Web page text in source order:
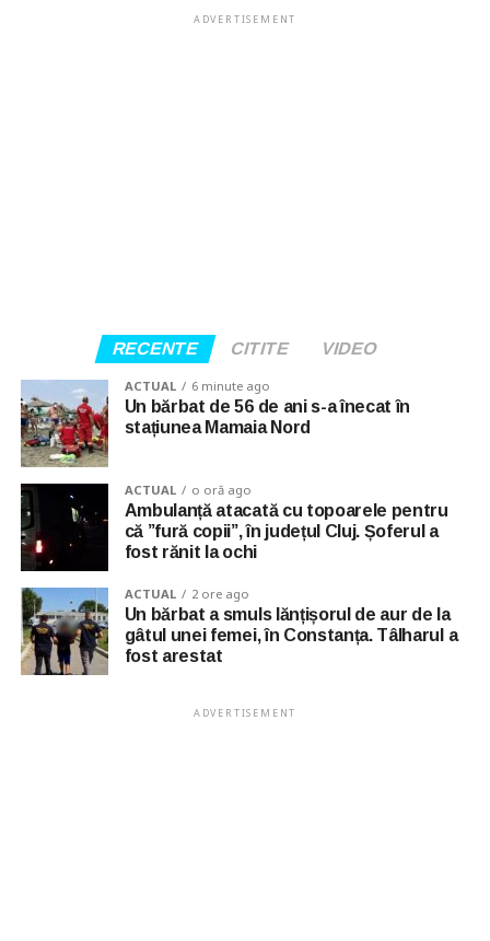
ADVERTISEMENT
RECENTE CITITE VIDEO
ACTUAL 6 minute ago
Un bărbat de 56 de ani s-a înecat în
stațiunea Mamaia Nord
ACTUAL o oră ago
Ambulanță atacată cu topoarele pentru
că ”fură copii”, în județul Cluj. Șoferul a
fost rănit la ochi
ACTUAL 2 ore ago
Un bărbat a smuls lănțișorul de aur de la
gâtul unei femei, în Constanța. Tâlharul a
fost arestat
ADVERTISEMENT